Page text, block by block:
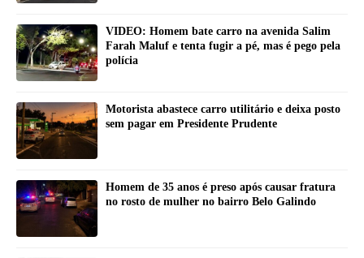
VIDEO: Homem bate carro na avenida Salim
Farah Maluf e tenta fugir a pé, mas é pego pela
polícia
Motorista abastece carro utilitário e deixa posto
sem pagar em Presidente Prudente
Homem de 35 anos é preso após causar fratura
no rosto de mulher no bairro Belo Galindo